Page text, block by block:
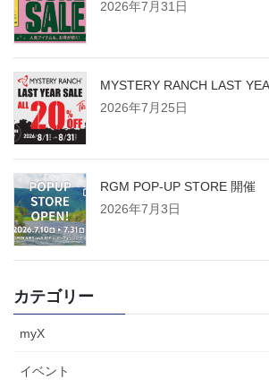
2026年7月31日
MYSTERY RANCH LAST
2026年7月25日
RGM POP-UP STORE 開催
2026年7月3日
カテゴリー
myX
イベント